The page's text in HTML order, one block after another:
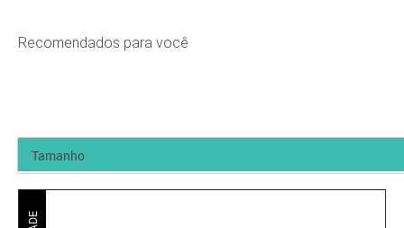
Recomendados para você